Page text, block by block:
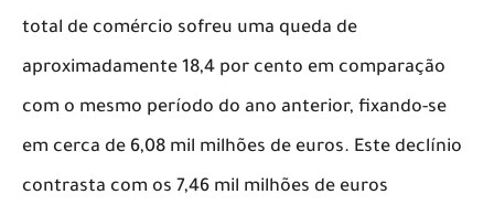
total de comércio sofreu uma queda de
aproximadamente 18,4 por cento em comparação
com o mesmo período do ano anterior, fixando-se
em cerca de 6,08 mil milhões de euros. Este declínio
contrasta com os 7,46 mil milhões de euros